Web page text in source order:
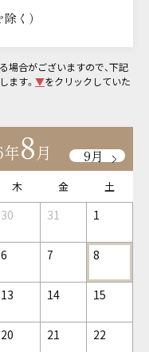
く）
合がございますので、下記
ます。 ▼をクリックしていた
年8月 9月
木 金 土
30 31 1
6 7 8
13 14 15
20 21 22